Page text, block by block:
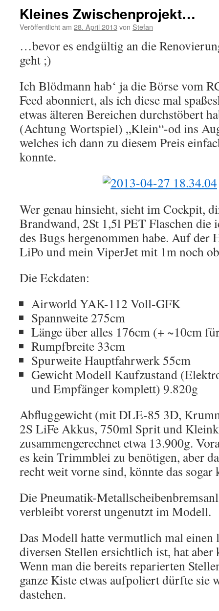
Kleines Zwischenprojekt…
Veröffentlicht am 28. April 2013 von Stefan
…bevor es endgültig an die
geht ;)
Ich Blödmann hab‘ ja die Börse vom
Feed abonniert, als ich diese mal
etwas älteren Bereichen durchstöbert
(Achtung Wortspiel) „Klein“-od ins
welches ich dann zu diesem Preis
konnte.
Wer genau hinsieht, sieht im Cockpit,
Brandwand, 2St 1,5l PET Flaschen die
des Bugs hergenommen habe. Auf der
LiPo und mein ViperJet mit 1m noch
Die Eckdaten:
Airworld YAK-112 Voll-GFK
Spannweite 275cm
Länge über alles 176cm (+ ~10cm
Rumpfbreite 33cm
Spurweite Hauptfahrwerk 55cm
Gewicht Modell Kaufzustand
und Empfänger komplett) 9.820g
Abfluggewicht (mit DLE-85 3D,
2S LiFe Akkus, 750ml Sprit und
zusammengerechnet etwa 13.900g.
es kein Trimmblei zu benötigen, aber
recht weit vorne sind, könnte das sogar
Die Pneumatik-
verbleibt vorerst ungenutzt im Modell.
Das Modell hatte vermutlich mal einen
diversen Stellen ersichtlich ist, hat aber
Wenn man die bereits reparierten
ganze Kiste etwas aufpoliert dürfte sie
dastehen.